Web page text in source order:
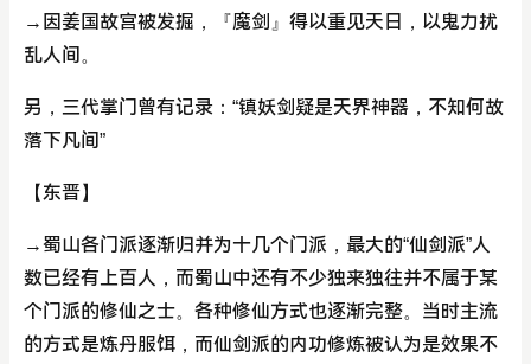
→因姜国故宫被发掘，『魔剑』得以重见天日，以鬼力扰
乱人间。
另，三代掌门曾有记录：“镇妖剑疑是天界神器，不知何故
落下凡间”
【东晋】
→蜀山各门派逐渐归并为十几个门派，最大的“仙剑派”人
数已经有上百人，而蜀山中还有不少独来独往并不属于某
个门派的修仙之士。各种修仙方式也逐渐完整。当时主流
的方式是炼丹服饵，而仙剑派的内功修炼被认为是效果不